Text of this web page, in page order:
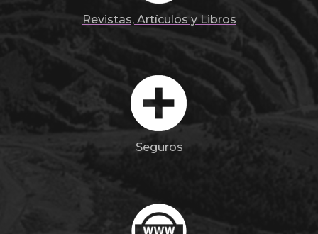
Revistas, Artículos y Libros
Seguros